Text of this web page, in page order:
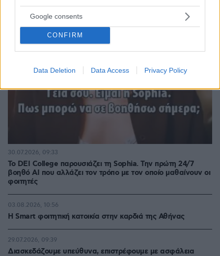
Google consents
CONFIRM
Data Deletion Data Access Privacy Policy
Το DEI College παρουσιάζει τη Sophia. Την πρώτη 24/7
βοηθό AI που αλλάζει τον τρόπο με τον οποίο μαθαίνουν οι
φοιτητές
30.07.2026, 09:33
Η Smart φοιτητική κατοικία στην καρδιά της Αθήνας
03.08.2026, 10:56
Διασκεδάζουμε υπεύθυνα, επιστρέφουμε με ασφάλεια
29.07.2026, 09:39